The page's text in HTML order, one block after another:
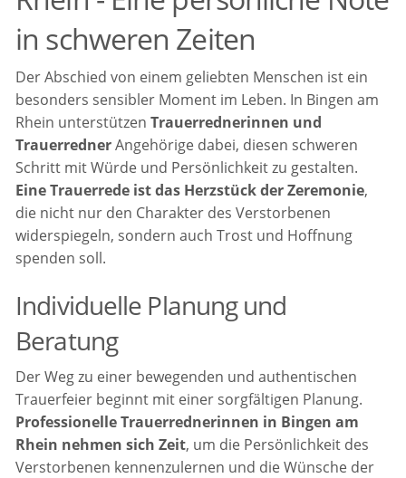
in schweren Zeiten
Der Abschied von einem geliebten Menschen ist ein
besonders sensibler Moment im Leben. In Bingen am
Rhein unterstützenTrauerrednerinnen und
TrauerrednerAngehörige dabei, diesen schweren
Schritt mit Würde und Persönlichkeit zu gestalten.
Eine Trauerrede ist das Herzstück der Zeremonie,
die nicht nur den Charakter des Verstorbenen
widerspiegeln, sondern auch Trost und Hoffnung
spenden soll.
Individuelle Planung und
Beratung
Der Weg zu einer bewegenden und authentischen
Trauerfeier beginnt mit einer sorgfältigen Planung.
Professionelle Trauerrednerinnen in Bingen am
Rhein nehmen sich Zeit, um die Persönlichkeit des
Verstorbenen kennenzulernen und die Wünsche der